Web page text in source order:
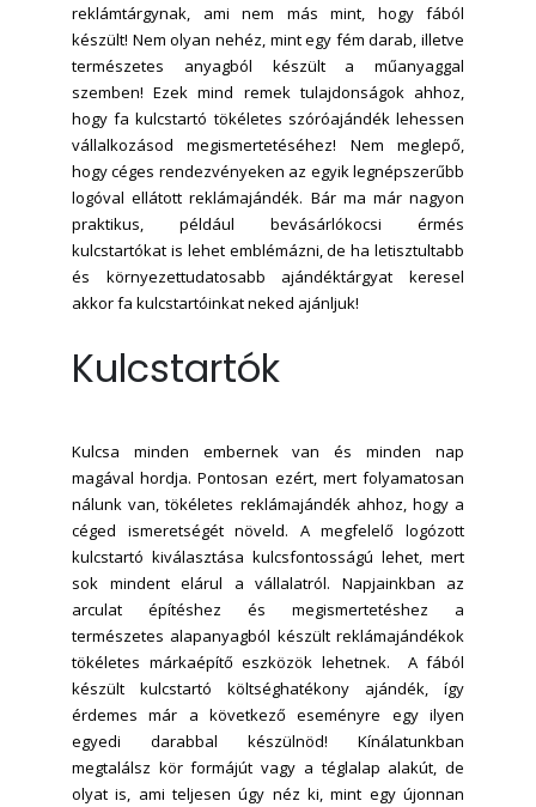
reklámtárgynak, ami nem más mint, hogy fából
készült! Nem olyan nehéz, mint egy fém darab, illetve
természetes anyagból készült a műanyaggal
szemben! Ezek mind remek tulajdonságok ahhoz,
hogy fa kulcstartó tökéletes szóróajándék lehessen
vállalkozásod megismertetéséhez! Nem meglepő,
hogy céges rendezvényeken az egyik legnépszerűbb
logóval ellátott reklámajándék. Bár ma már nagyon
praktikus, például bevásárlókocsi érmés
kulcstartókat is lehet emblémázni, de ha letisztultabb
és környezettudatosabb ajándéktárgyat keresel
akkor fa kulcstartóinkat neked ajánljuk!
Kulcstartók
Kulcsa minden embernek van és minden nap
magával hordja. Pontosan ezért, mert folyamatosan
nálunk van, tökéletes reklámajándék ahhoz, hogy a
céged ismeretségét növeld. A megfelelő logózott
kulcstartó kiválasztása kulcsfontosságú lehet, mert
sok mindent elárul a vállalatról. Napjainkban az
arculat építéshez és megismertetéshez a
természetes alapanyagból készült reklámajándékok
tökéletes márkaépítő eszközök lehetnek. A fából
készült kulcstartó költséghatékony ajándék, így
érdemes már a következő eseményre egy ilyen
egyedi darabbal készülnöd! Kínálatunkban
megtalálsz kör formájút vagy a téglalap alakút, de
olyat is, ami teljesen úgy néz ki, mint egy újonnan